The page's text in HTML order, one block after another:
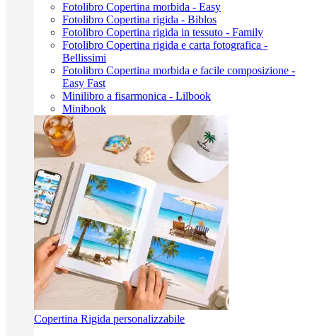
Fotolibro Copertina morbida - Easy
Fotolibro Copertina rigida - Biblos
Fotolibro Copertina rigida in tessuto - Family
Fotolibro Copertina rigida e carta fotografica -
Bellissimi
Fotolibro Copertina morbida e facile composizione -
Easy Fast
Minilibro a fisarmonica - Lilbook
Minibook
Copertina Rigida personalizzabile